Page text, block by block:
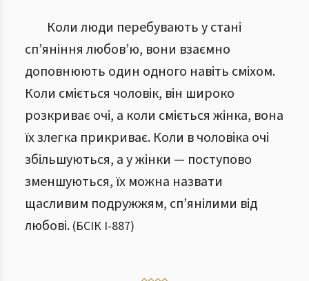
Коли люди перебувають у стані
сп’яніння любов’ю, вони взаємно
доповнюють один одного навіть сміхом.
Коли сміється чоловік, він широко
розкриває очі, а коли сміється жінка, вона
їх злегка прикриває. Коли в чоловіка очі
збільшуються, а у жінки — поступово
зменшуються, їх можна назвати
щасливим подружжям, сп’янілими від
любові. (БСІК І-887)